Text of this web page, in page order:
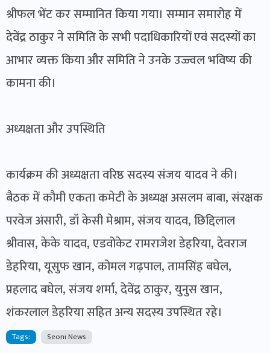
श्रीफल भेंट कर सम्मानित किया गया। सम्मान समारोह में
देवेंद्र ठाकुर ने समिति के सभी पदाधिकारियों एवं सदस्यों का
आभार व्यक्त किया और समिति ने उनके उज्ज्वल भविष्य की
कामना की।
अध्यक्षता और उपस्थिति
कार्यक्रम की अध्यक्षता वरिष्ठ सदस्य संजय यादव ने की।
बैठक में कौमी एकता कमेटी के अध्यक्ष असलम बाबा, संरक्षक
परवेज अंसारी, डॉ केसी मेश्राम, संजय यादव, छिद्दिलाल
श्रीवास, केके यादव, एडवोकेट रामराजेश डेहरिया, देवराज
डेहरिया, यूसुफ खान, कोमल गढ़पाल, तामसिंह बघेल,
प्रहलाद बघेल, संजय शर्मा, देवेंद्र ठाकुर, युनुस खान,
शंकरलाल डेहरिया सहित अन्य सदस्य उपस्थित रहे।
Tags: Seoni News